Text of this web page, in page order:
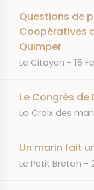
Questions de
Coopératives
Quimper
JOURNAL
Le Citoyen DATE
15
Le Congrès de
JOURNAL
La Croix des
Un marin fait
JOURNAL
Le Petit Breton